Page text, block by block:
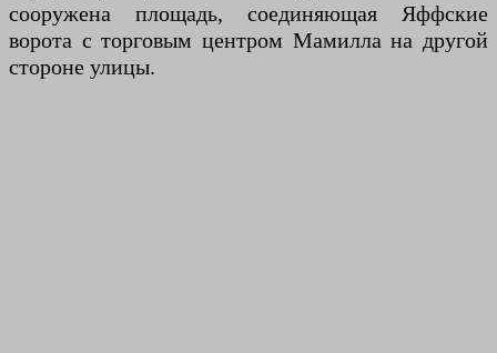
сооружена площадь, соединяющая Яффские
ворота с торговым центром Мамилла на другой
стороне улицы.